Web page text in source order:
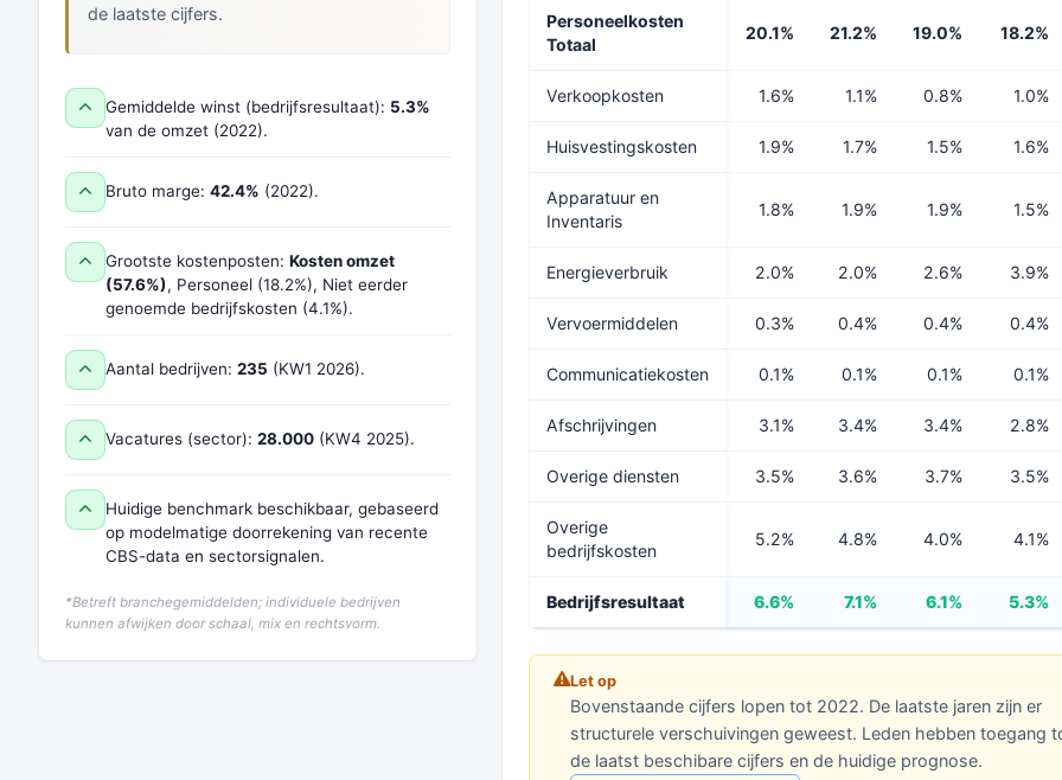
de laatste cijfers.
Gemiddelde winst (bedrijfsresultaat): 5.3%
van de omzet (2022).
Bruto marge: 42.4% (2022).
Grootste kostenposten: Kosten omzet
(57.6%), Personeel (18.2%), Niet eerder
genoemde bedrijfskosten (4.1%).
Aantal bedrijven: 235 (KW1 2026).
Vacatures (sector): 28.000 (KW4 2025).
Huidige benchmark beschikbaar, gebaseerd
op modelmatige doorrekening van recente
CBS-data en sectorsignalen.
*Betreft branchegemiddelden; individuele bedrijven
kunnen afwijken door schaal, mix en rechtsvorm.
Personeelkosten
Totaal
20.1% 21.2% 19.0% 18.2%
Verkoopkosten 1.6% 1.1% 0.8% 1.0%
Huisvestingskosten 1.9% 1.7% 1.5% 1.6%
Apparatuur en
Inventaris
1.8% 1.9% 1.9% 1.5%
Energieverbruik 2.0% 2.0% 2.6% 3.9%
Vervoermiddelen 0.3% 0.4% 0.4% 0.4%
Communicatiekosten 0.1% 0.1% 0.1% 0.1%
Afschrijvingen 3.1% 3.4% 3.4% 2.8%
Overige diensten 3.5% 3.6% 3.7% 3.5%
Overige
bedrijfskosten
5.2% 4.8% 4.0% 4.1%
Bedrijfsresultaat 6.6% 7.1% 6.1% 5.3%
Let op
Bovenstaande cijfers lopen tot 2022. De laatste jaren zijn er
structurele verschuivingen geweest. Leden hebben toegang
de laatst beschibare cijfers en de huidige prognose.